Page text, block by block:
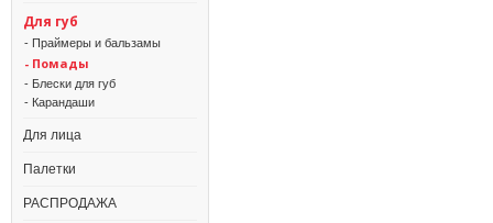
Для губ
- Праймеры и бальзамы
- Помады
- Блески для губ
- Карандаши
Для лица
Палетки
РАСПРОДАЖА